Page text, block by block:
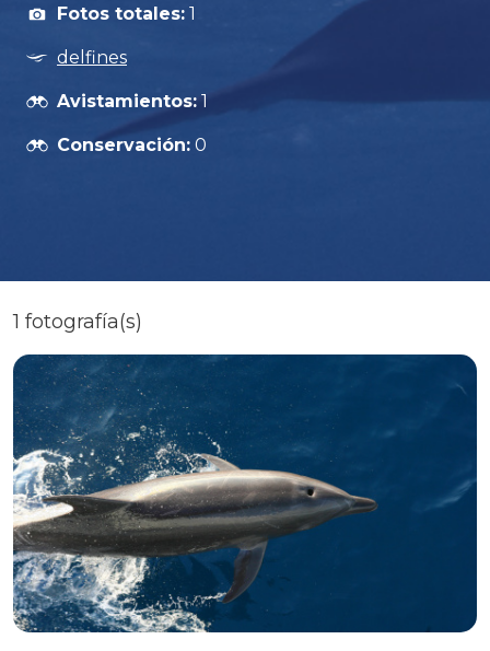
Fotos totales: 1
delfines
Avistamientos:1
Conservación: 0
1 fotografía(s)
2597
MarViva
Avistamientos
→ Delfines